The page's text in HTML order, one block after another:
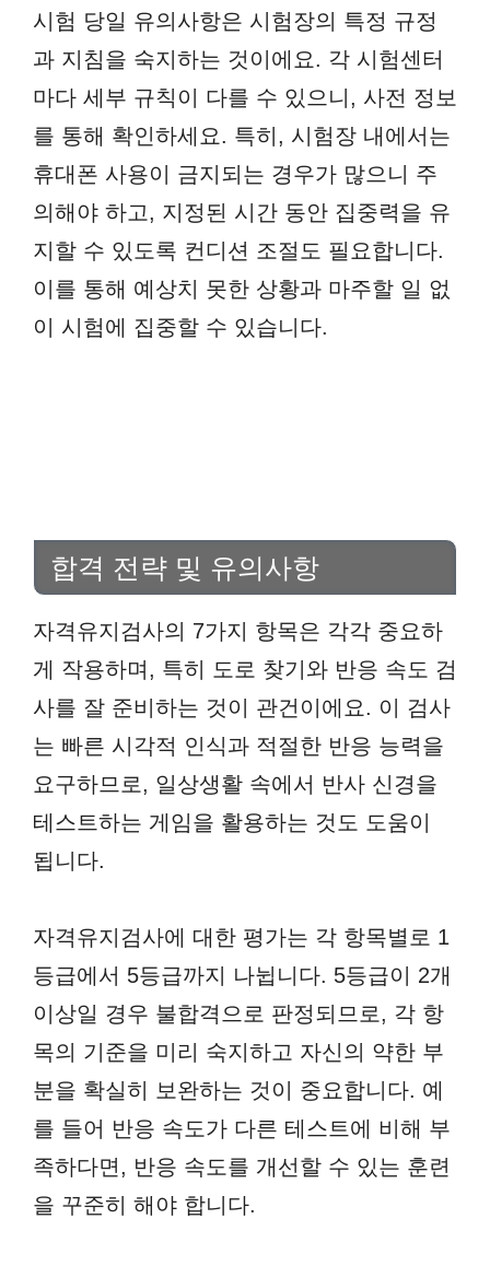
시험 당일 유의사항은 시험장의 특정 규정
과 지침을 숙지하는 것이에요. 각 시험센터
마다 세부 규칙이 다를 수 있으니, 사전 정보
를 통해 확인하세요. 특히, 시험장 내에서는
휴대폰 사용이 금지되는 경우가 많으니 주
의해야 하고, 지정된 시간 동안 집중력을 유
지할 수 있도록 컨디션 조절도 필요합니다.
이를 통해 예상치 못한 상황과 마주할 일 없
이 시험에 집중할 수 있습니다.
합격 전략 및 유의사항
자격유지검사의 7가지 항목은 각각 중요하
게 작용하며, 특히 도로 찾기와 반응 속도 검
사를 잘 준비하는 것이 관건이에요. 이 검사
는 빠른 시각적 인식과 적절한 반응 능력을
요구하므로, 일상생활 속에서 반사 신경을
테스트하는 게임을 활용하는 것도 도움이
됩니다.
자격유지검사에 대한 평가는 각 항목별로 1
등급에서 5등급까지 나뉩니다. 5등급이 2개
이상일 경우 불합격으로 판정되므로, 각 항
목의 기준을 미리 숙지하고 자신의 약한 부
분을 확실히 보완하는 것이 중요합니다. 예
를 들어 반응 속도가 다른 테스트에 비해 부
족하다면, 반응 속도를 개선할 수 있는 훈련
을 꾸준히 해야 합니다.